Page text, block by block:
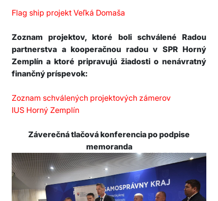
Flag ship projekt Veľká Domaša
Zoznam projektov, ktoré boli schválené Radou
partnerstva a kooperačnou radou v SPR Horný
Zemplín a ktoré pripravujú žiadosti o nenávratný
finančný príspevok:
Zoznam schválených projektových zámerov
IUS Horný Zemplín
Záverečná tlačová konferencia po podpise
memoranda